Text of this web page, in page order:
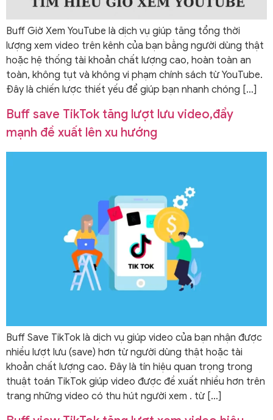
Buff Giờ Xem YouTube là dịch vụ giúp tăng tổng thời
lượng xem video trên kênh của bạn bằng người dùng thật
hoặc hệ thống tài khoản chất lượng cao, hoàn toàn an
toàn, không tụt và không vi phạm chính sách từ YouTube.
Đây là chiến lược thiết yếu để giúp bạn nhanh chóng […]
Buff save TikTok tăng lượt lưu video,đẩy
mạnh đề xuất lên xu hướng
Buff Save TikTok là dịch vụ giúp video của bạn nhận được
nhiều lượt lưu (save) hơn từ người dùng thật hoặc tài
khoản chất lượng cao. Đây là tín hiệu quan trọng trong
thuật toán TikTok giúp video được đề xuất nhiều hơn trên
trang những video có thu hút người xem . từ […]